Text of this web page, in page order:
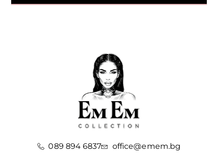
089 894 6837 office@emem.bg